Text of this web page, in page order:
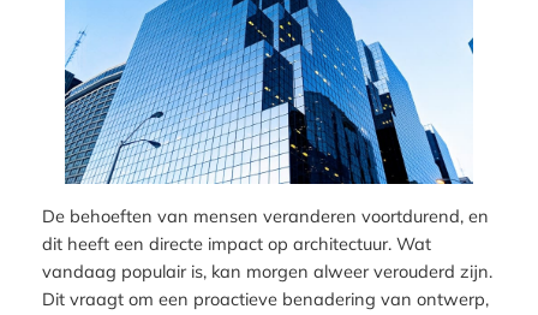
De behoeften van mensen veranderen voortdurend, en
dit heeft een directe impact op architectuur. Wat
vandaag populair is, kan morgen alweer verouderd zijn.
Dit vraagt om een proactieve benadering van ontwerp,